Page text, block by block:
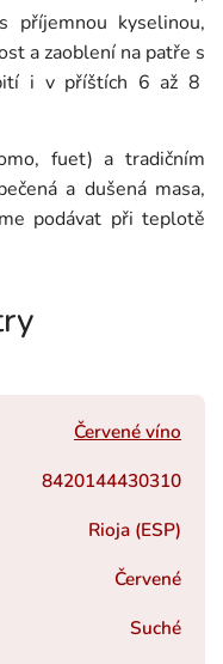
příjemnou kyselinou,
a zaoblení na patře s
i v příštích 6 až 8
fuet) a tradičním
a dušená masa,
podávat při teplotě
Červené víno
8420144430310
Rioja (ESP)
Červené
Suché